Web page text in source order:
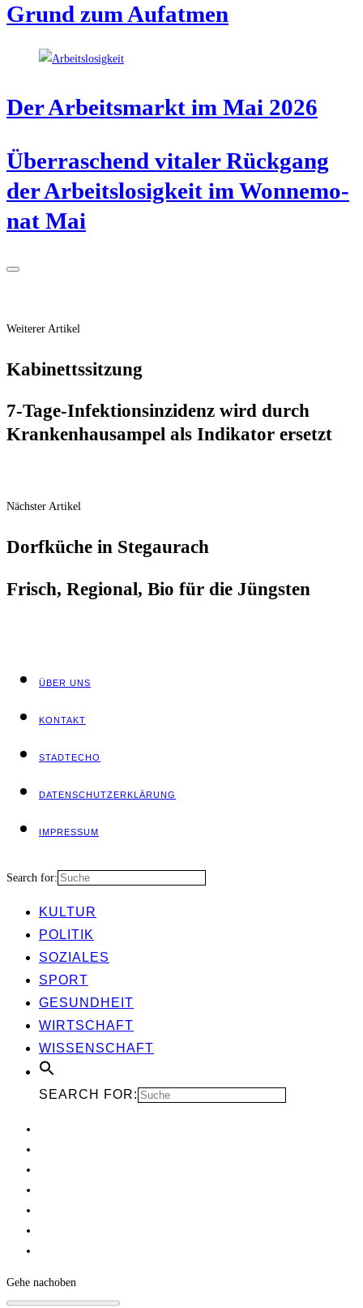
Grund zum Aufatmen
Der Arbeits­markt im Mai 2026
Über­ra­schend vita­ler Rück­gang
der Arbeits­lo­sig­keit im Won­ne­mo­
nat Mai
Weiterer Artikel
Kabi­netts­sit­zung
7‑Ta­ge-Infek­ti­ons­in­zi­denz wird durch
Kran­ken­hausam­pel als Indi­ka­tor ersetzt
Nächster Artikel
Dorf­kü­che in Stegaurach
Frisch, Regio­nal, Bio für die Jüngsten
ÜBER UNS
KON­TAKT
STADT­ECHO
DATEN­SCHUTZ­ER­KLÄ­RUNG
IMPRES­SUM
Search for:
KUL­TUR
POLI­TIK
SOZIA­LES
SPORT
GESUND­HEIT
WIRT­SCHAFT
WIS­SEN­SCHAFT
SEARCH FOR:
Gehe nachoben